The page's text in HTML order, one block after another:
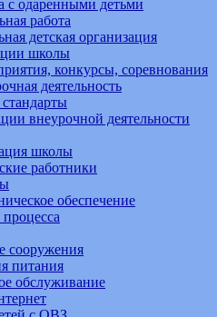
с одаренными детьми
работа
детская организация
школы
конкурсы, соревнования
деятельность
внеурочной деятельности
школы
работники
обеспечение
процесса
сооружения
питания
обслуживание